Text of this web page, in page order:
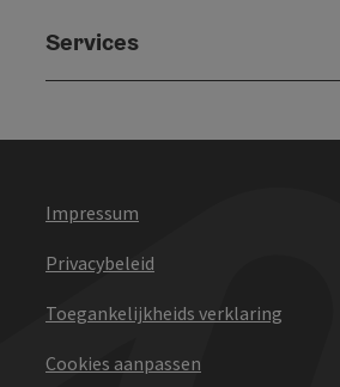
Services
Impressum
Privacybeleid
Toegankelijkheids verklaring
Cookies aanpassen